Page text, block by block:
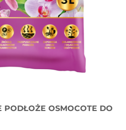
PODŁOŻE OSMOCOTE DO